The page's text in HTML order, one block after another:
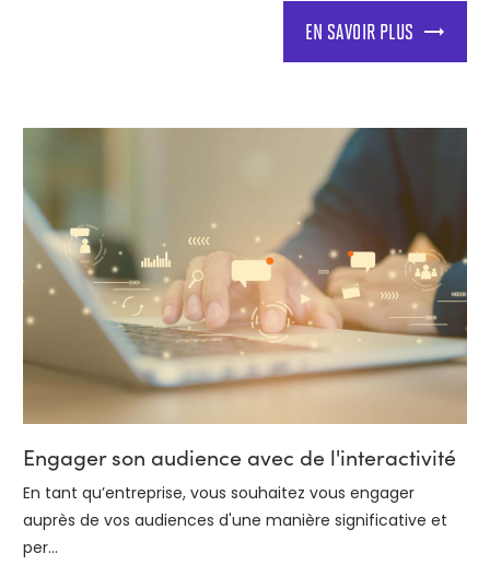
EN SAVOIR PLUS
Engager son audience avec de l'interactivité
En tant qu’entreprise, vous souhaitez vous engager
auprès de vos audiences d'une manière significative et
per...